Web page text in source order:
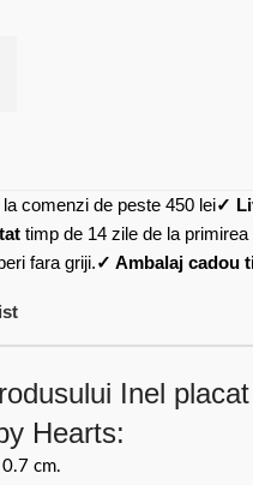
la comenzi de peste 450 lei✓
timp de 14 zile de la
fara griji.✓ Ambalaj cadou
Inel
Hearts:
cm.